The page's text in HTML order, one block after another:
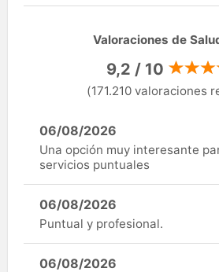
Valoraciones de
9,2 / 10
(171.210 valoraciones
06/08/2026
Una opción muy interesante
servicios puntuales
06/08/2026
Puntual y profesional.
06/08/2026